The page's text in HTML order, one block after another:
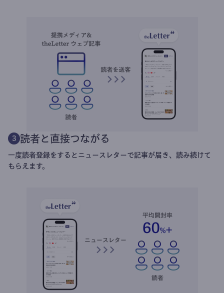
3 読者と直接つながる
一度読者登録をするとニュースレターで記事が届き、読み続けて
もらえます。